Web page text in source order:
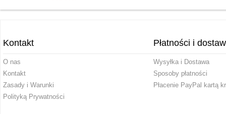
Kontakt
O nas
Kontakt
Zasady i Warunki
Polityką Prywatności
Płatności i
Wysyłka i Dostawa
Sposoby płatności
Płacenie PayPal kartą